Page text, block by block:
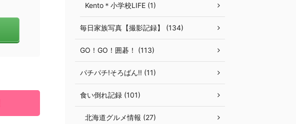
Kento＊小学校LIFE (1)
毎日家族写真【撮影記録】 (134)
GO！GO！囲碁！ (113)
パチパチ!そろばん!! (11)
食い倒れ記録 (101)
北海道グルメ情報 (27)